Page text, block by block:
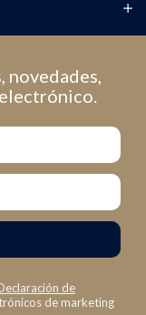
novedades,
de
de marketing